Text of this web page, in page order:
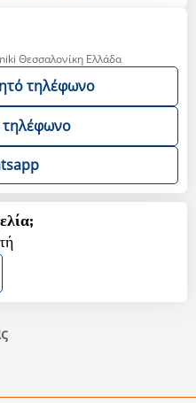
Θεσσαλονίκη Ελλάδα
τηλέφωνο
τηλέφωνο